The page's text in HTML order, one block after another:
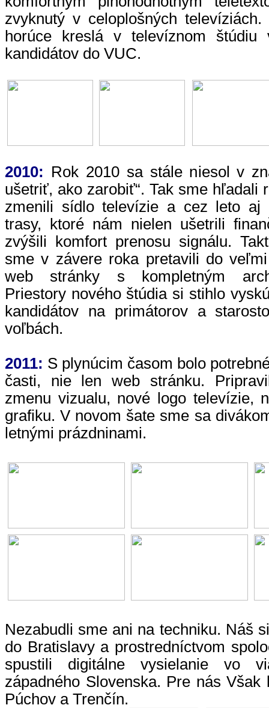
zvyknutý v celoplošných
horúce kreslá v televíznom štúdiu
kandidátov do VUC.
2010: Rok 2010 sa stále niesol v
ušetriť, ako zarobiť“. Tak sme hľadali
zmenili sídlo televízie a cez leto aj
trasy, ktoré nám nielen ušetrili
zvýšili komfort prenosu signálu.
sme v závere roka pretavili do
web stránky s kompletným
Priestory nového štúdia si stihlo
kandidátov na primátorov a
voľbách.
2011: S plynúcim časom bolo
časti, nie len web stránku.
zmenu vizualu, nové logo televízie,
grafiku. V novom šate sme sa
letnými prázdninami.
Nezabudli sme ani na techniku. Náš
do Bratislavy a prostredníctvom
spustili digitálne vysielanie vo
západného Slovenska. Pre nás Však
Púchov a Trenčín.